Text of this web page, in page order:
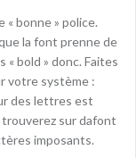
« bonne » police.
la font prenne de
« bold » donc. Faites
votre système :
des lettres est
trouverez sur dafont
imposants.